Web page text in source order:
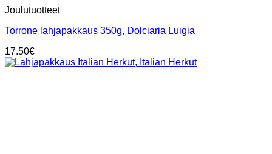
Joulutuotteet
Torrone lahjapakkaus 350g, Dolciaria Luigia
17.50€